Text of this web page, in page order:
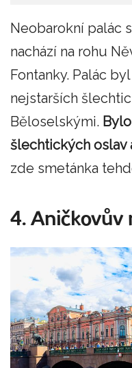
Neobarokní palác
nachází na rohu
Fontanky. Palác
nejstarších
Běloselskými.
šlechtických oslav
zde smetánka
4. Aničkovův